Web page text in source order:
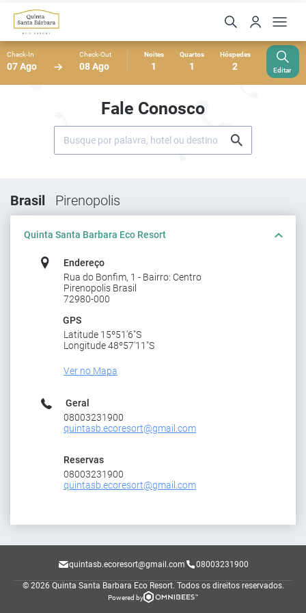
Check-In
07 Ago
Check-Out
08 Ago
Noites
1
Quartos
1
Hóspedes
2 Editar
Fale Conosco
Brasil Pirenopolis
Quinta Santa Barbara Eco Resort
Endereço
Rua do Bonfim, 1 - Bairro: Centro
Pirenopolis Brasil
72980-000
GPS
Latitude 15º51'6"S
Longitude 48º57'11"S
Ver no Mapa
Geral
08003231900
quintasb.ecoresort@gmail.com
Reservas
08003231900
quintasb.ecoresort@gmail.com
quintasb.ecoresort@gmail.com 08003231900
© 2026 Quinta Santa Barbara Eco Resort. Todos os direitos reservados.
Powered by